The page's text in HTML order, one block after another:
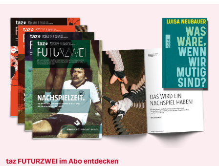
taz FUTURZWEI im Abo entdecken